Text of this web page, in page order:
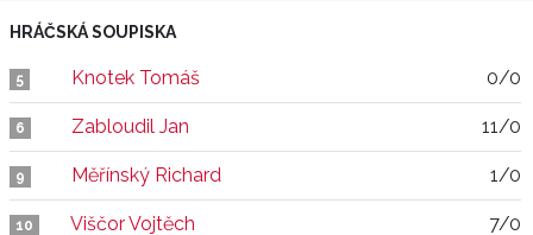
HRÁČSKÁ SOUPISKA
5 Knotek Tomáš 0/0
6 Zabloudil Jan 11/0
9 Měřínský Richard 1/0
10 Viščor Vojtěch 7/0